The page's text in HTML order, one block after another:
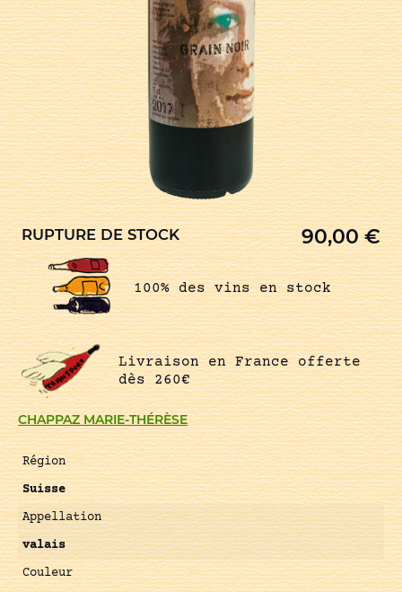
CHAPPAZ MARIE-THÉRÈSE
Région
Suisse
Appellation
valais
Couleur
RUPTURE DE STOCK 90,00€
100% des vins en stock
Livraison en France offerte
dès 260€